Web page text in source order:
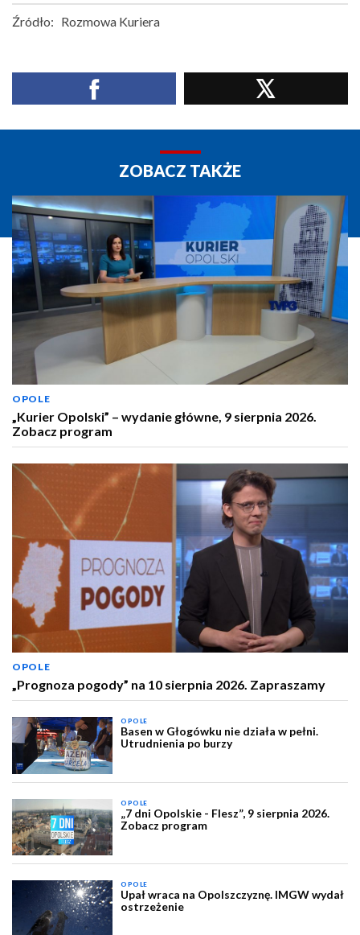
Źródło: Rozmowa Kuriera
ZOBACZ TAKŻE
OPOLE
„Kurier Opolski” – wydanie główne, 9 sierpnia 2026.
Zobacz program
OPOLE
„Prognoza pogody” na 10 sierpnia 2026. Zapraszamy
OPOLE
Basen w Głogówku nie działa w pełni.
Utrudnienia po burzy
OPOLE
„7 dni Opolskie - Flesz”, 9 sierpnia 2026.
Zobacz program
OPOLE
Upał wraca na Opolszczyznę. IMGW wydał
ostrzeżenie